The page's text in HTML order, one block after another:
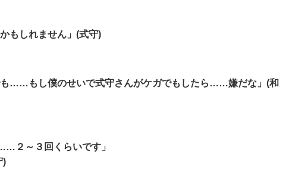
もしれません」(式守)
も……もし僕のせいで式守さんがケガでもしたら……嫌だな」(和
２～３回くらいです」
)